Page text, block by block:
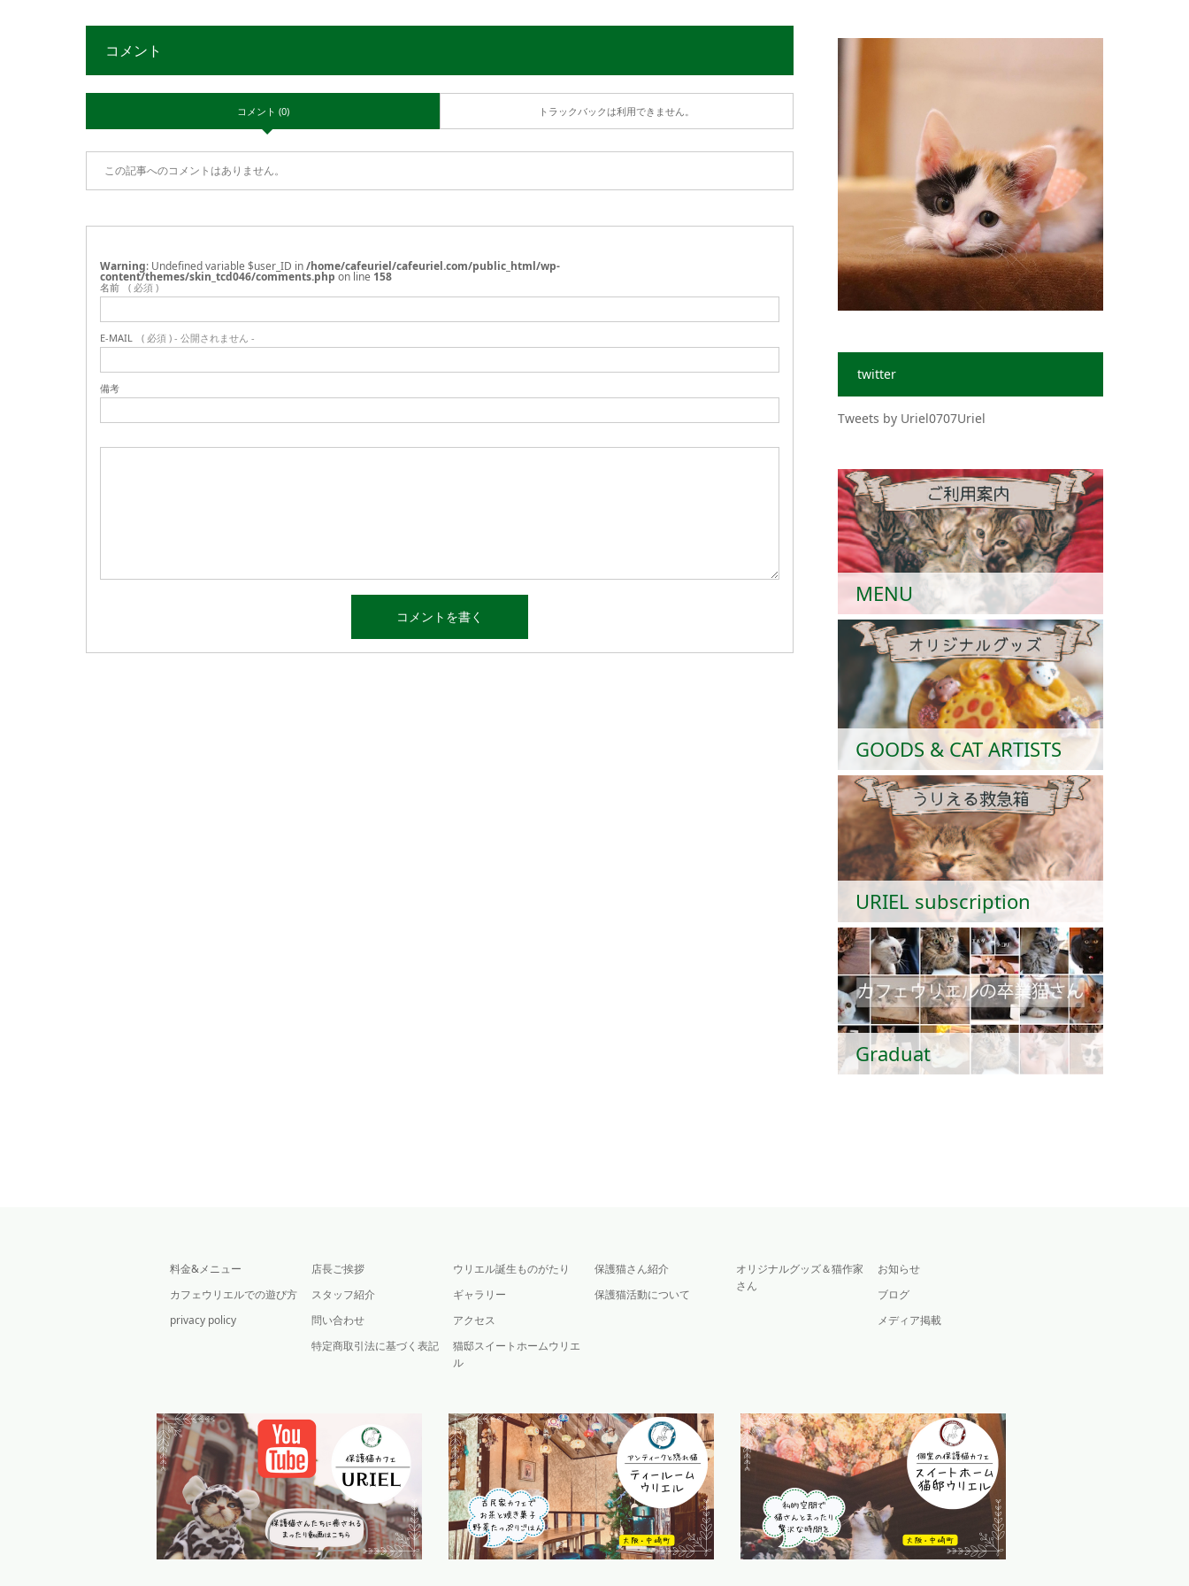
コメント
コメント (0) トラックバックは利用できません。
この記事へのコメントはありません。
Warning : Undefined variable $user_ID in/home/cafeuriel/cafeuriel.com/public_html/wp-
content/themes/skin_tcd046/comments.php on line 158
名前 ( 必須 )
E-MAIL ( 必須 ) - 公開されません -
備考
twitter
Tweets by Uriel0707Uriel
MENU
GOODS & CAT ARTISTS
URIEL subscription
Graduat
料金&メニュー
カフェウリエルでの遊び方
privacy policy
店長ご挨拶
スタッフ紹介
問い合わせ
特定商取引法に基づく表記
ウリエル誕生ものがたり
ギャラリー
アクセス
猫邸スイートホームウリエ
ル
保護猫さん紹介
保護猫活動について
オリジナルグッズ＆猫作家
さん
お知らせ
ブログ
メディア掲載